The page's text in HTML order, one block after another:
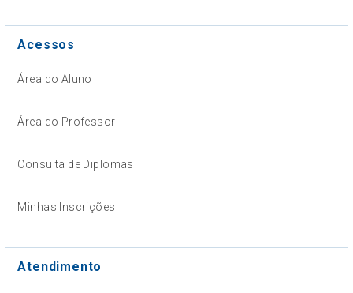
Acessos
Área do Aluno
Área do Professor
Consulta de Diplomas
Minhas Inscrições
Atendimento